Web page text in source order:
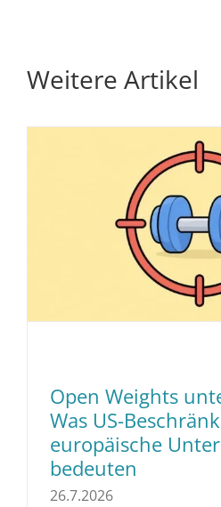
Weitere Artikel
Open Weights
Was US-
europäische
bedeuten
26.7.2026